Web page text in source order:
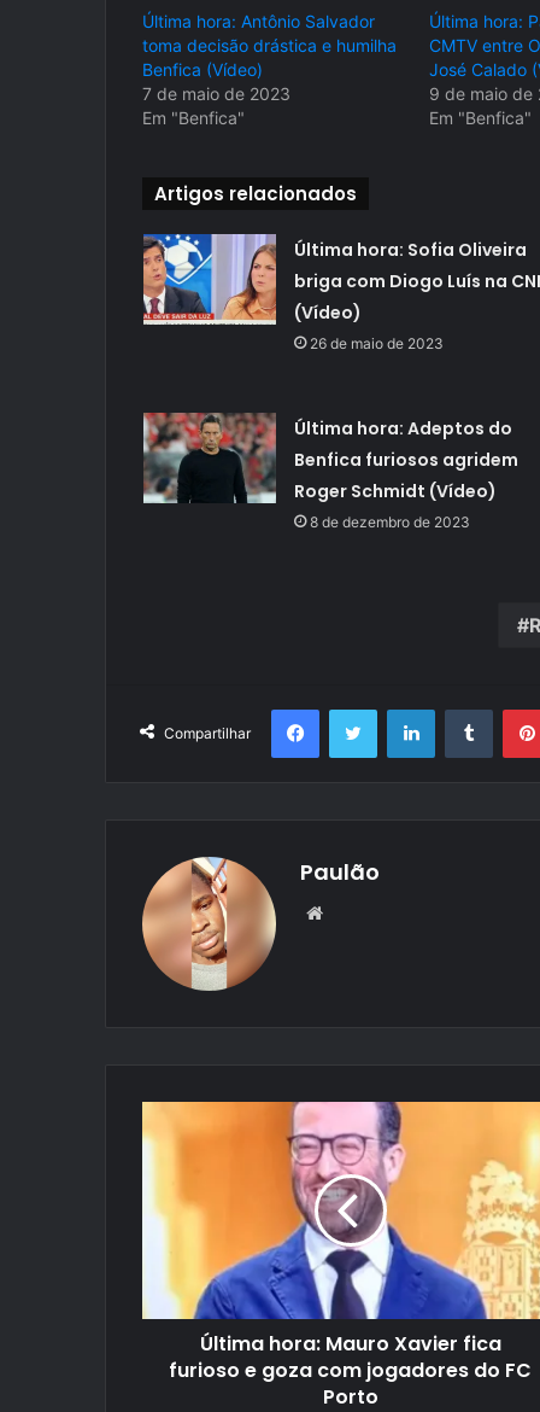
Última hora: Antônio Salvador
toma decisão drástica e humilha
Benfica (Vídeo)
7 de maio de 2023
Em "Benfica"
Última hora:
CMTV entre
José Calado
9 de maio de
Em "Benfica"
Artigos relacionados
Última hora: Sofia Oliveira
briga com Diogo Luís na
(Vídeo)
26 de maio de 2023
Última hora: Adeptos do
Benfica furiosos agridem
Roger Schmidt (Vídeo)
8 de dezembro de 2023
Compartilhar
FacebookTwitter Linkedin
Paulão
Website
Última hora: Mauro Xavier fica
furioso e goza com jogadores do FC
Porto